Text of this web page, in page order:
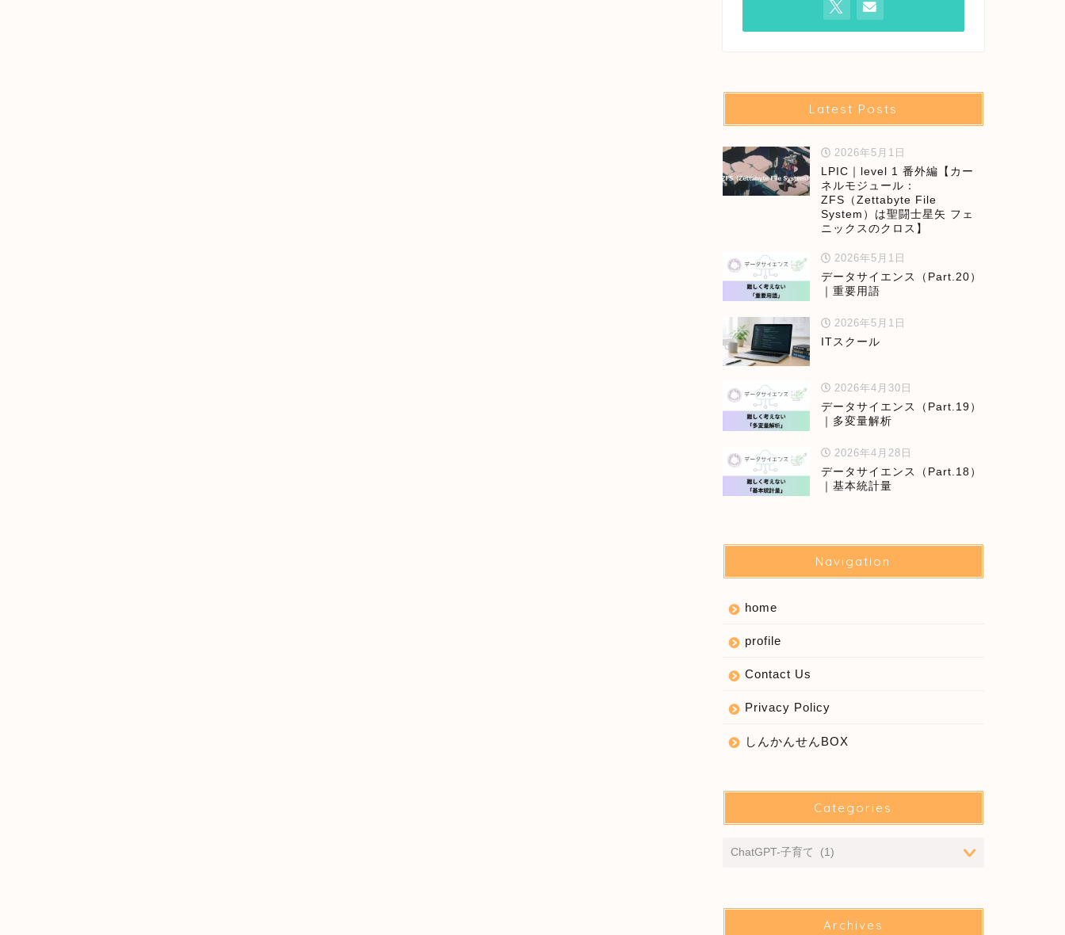
Latest Posts
2026年5月1日
LPIC｜level 1 番外編【カー
ネルモジュール：
ZFS（Zettabyte File
System）は聖闘士星矢 フェ
ニックスのクロス】
2026年5月1日
データサイエンス（Part.20）
｜重要用語
2026年5月1日
ITスクール
2026年4月30日
データサイエンス（Part.19）
｜多変量解析
2026年4月28日
データサイエンス（Part.18）
｜基本統計量
Navigation
home
profile
Contact Us
Privacy Policy
しんかんせんBOX
Categories
Archives